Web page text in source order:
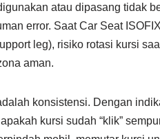
atau dipasang tidak
error. Saat Car Seat
leg), risiko rotasi kursi
aman.
konsistensi. Dengan
kursi sudah “klik”